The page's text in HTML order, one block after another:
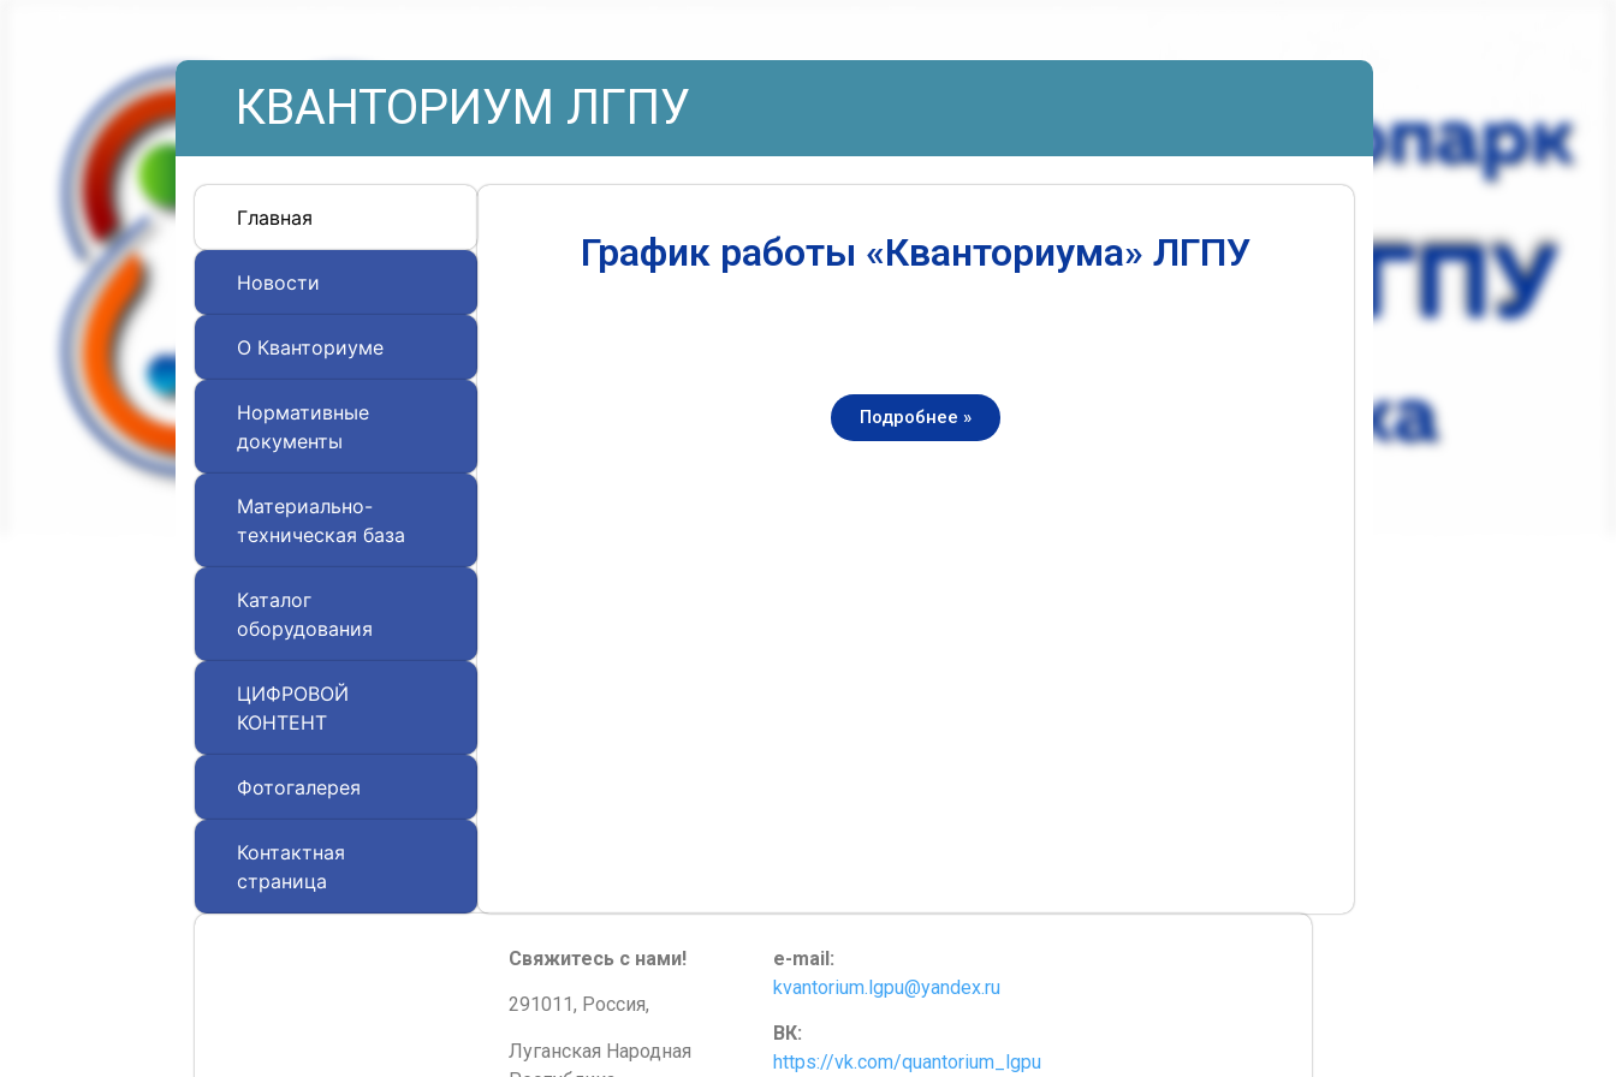
КВАНТОРИУМ ЛГПУ
Главная
Новости
О Кванториуме
Нормативные
документы
Материально-
техническая база
Каталог
оборудования
ЦИФРОВОЙ
КОНТЕНТ
Фотогалерея
Контактная
страница
График работы «Кванториума» ЛГПУ
Подробнее »
Свяжитесь с нами!
291011, Россия,
Луганская Народная
e-mail:
kvantorium.lgpu@yandex.ru
ВК:
https://vk.com/quantorium_lgpu